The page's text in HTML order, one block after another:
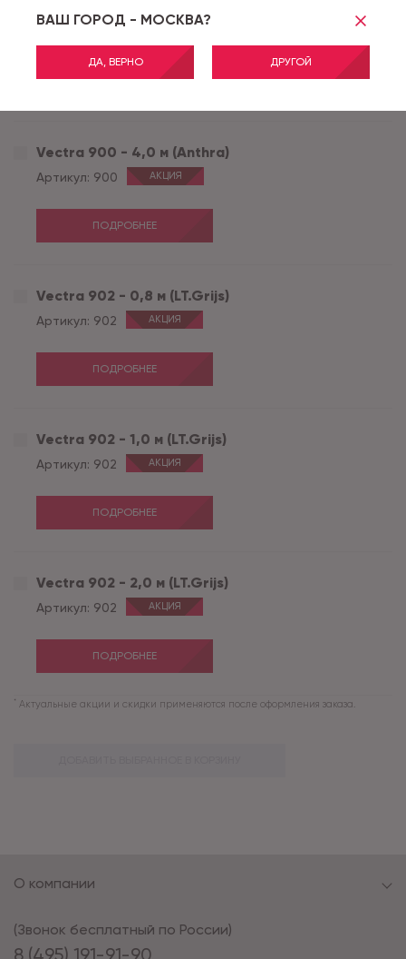
ВАШ ГОРОД - МОСКВА?
ДА, ВЕРНО ДРУГОЙ
ПОДРОБНЕЕ
Vectra 900 - 4,0 м (Anthra)
Артикул: 900 АКЦИЯ
ПОДРОБНЕЕ
Vectra 902 - 0,8 м (LT.Grijs)
Артикул: 902 АКЦИЯ
ПОДРОБНЕЕ
Vectra 902 - 1,0 м (LT.Grijs)
Артикул: 902 АКЦИЯ
ПОДРОБНЕЕ
Vectra 902 - 2,0 м (LT.Grijs)
Артикул: 902 АКЦИЯ
ПОДРОБНЕЕ
* Актуальные акции и скидки применяются после оформления заказа.
8 (495) 191-91-90
(Звонок бесплатный по России)
О компании